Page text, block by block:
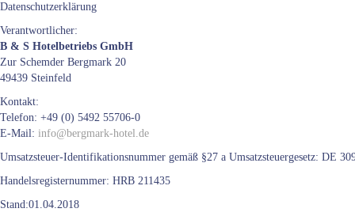
Datenschutzerklärung
Verantwortlicher:
B & S Hotelbetriebs GmbH
Zur Schemder Bergmark 20
49439 Steinfeld
Kontakt:
Telefon: +49 (0) 5492 55706-0
E-Mail: info@bergmark-hotel.de
Umsatzsteuer-Identifikationsnummer gemäß §27 a Umsatzsteuergesetz: DE
Handelsregisternummer: HRB 211435
Stand:01.04.2018